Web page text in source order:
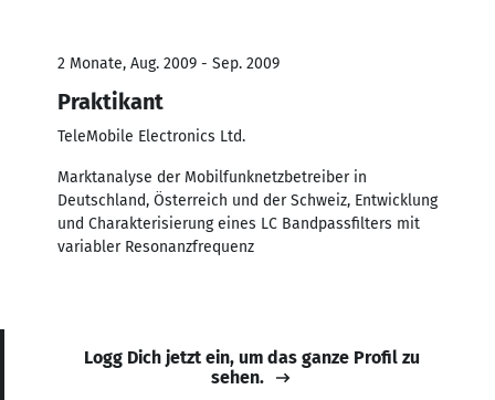
2 Monate, Aug. 2009 - Sep. 2009
Praktikant
TeleMobile Electronics Ltd.
Marktanalyse der Mobilfunknetzbetreiber in
Deutschland, Österreich und der Schweiz, Entwicklung
und Charakterisierung eines LC Bandpassfilters mit
variabler Resonanzfrequenz
Logg Dich jetzt ein, um das ganze Profil zu
sehen.